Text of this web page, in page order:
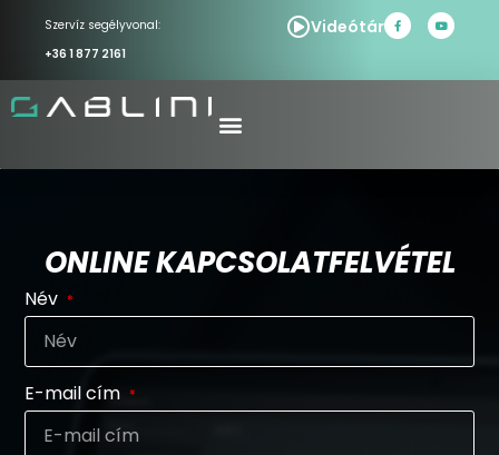
Szervíz segélyvonal:
+36 1 877 2161
Videótár
ONLINE KAPCSOLATFELVÉTEL
Név
E-mail cím